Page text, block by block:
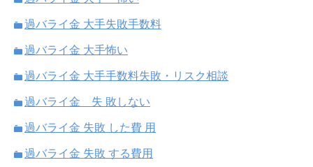
過バライ金 大手失敗手数料
過バライ金 大手怖い
過バライ金 大手手数料失敗・リスク相談
過バライ金 失 敗しない
過バライ金 失敗 した費 用
過バライ金 失敗 する費用